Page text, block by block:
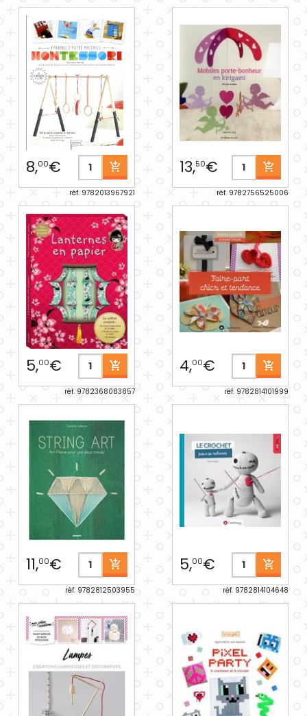
8,00€
réf. 9782013967921
13,50€
réf. 9782756525006
5,00€
réf. 9782368083857
4,00€
réf. 9782814101999
11,00€
réf. 9782812503955
5,00€
réf. 9782814104648